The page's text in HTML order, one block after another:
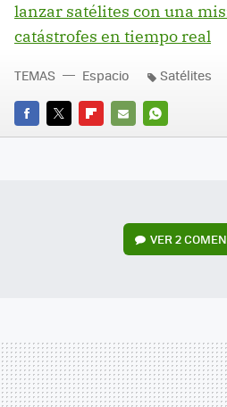
lanzar satélites con una
catástrofes en tiempo real
FACEBOOK
TWITTERFLIPBOARD
E-
WHATSAPP
TEMAS Espacio Satélites
VER2